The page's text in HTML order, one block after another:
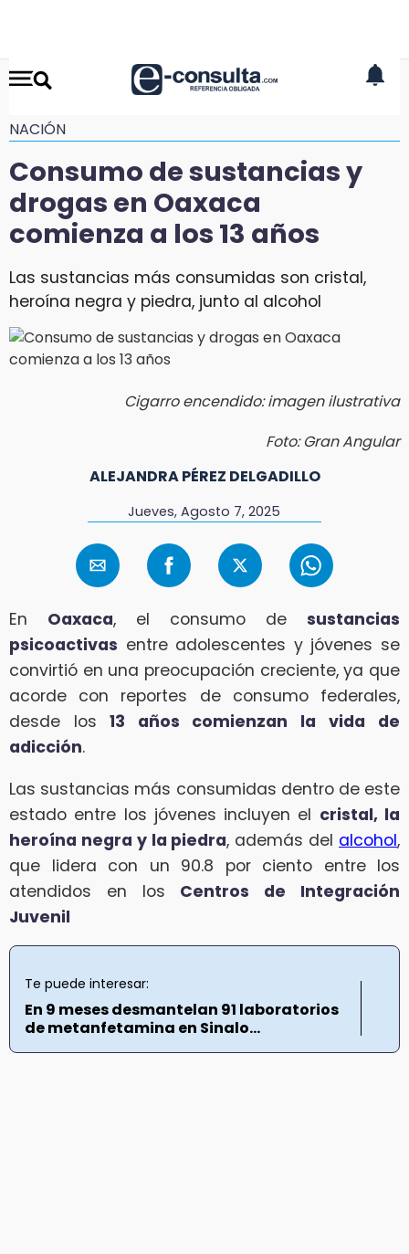
NACIÓN
Consumo de sustancias y
drogas en Oaxaca
comienza a los 13 años
Las sustancias más consumidas son cristal,
heroína negra y piedra, junto al alcohol
Cigarro encendido: imagen ilustrativa
Foto: Gran Angular
ALEJANDRA PÉREZ DELGADILLO
Jueves, Agosto 7, 2025
En Oaxaca, el consumo de sustancias
psicoactivas entre adolescentes y jóvenes se
convirtió en una preocupación creciente, ya que
acorde con reportes de consumo federales,
desde los 13 años comienzan la vida de
adicción.
Las sustancias más consumidas dentro de este
estado entre los jóvenes incluyen el cristal, la
heroína negra y la piedra, además del alcohol,
que lidera con un 90.8 por ciento entre los
atendidos en los Centros de Integración
Juvenil
Te puede interesar:
En 9 meses desmantelan 91 laboratorios
de metanfetamina en Sinalo...